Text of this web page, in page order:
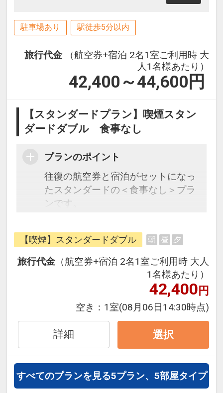
駐車場あり 駅徒歩5分以内
旅行代金
（航空券+宿泊 2名1室ご利用時 大
人1名様あたり）
42,400～44,600 円
【スタンダードプラン】喫煙スタン
ダードダブル 食事なし
プランのポイント
往復の航空券と宿泊がセットになっ
たスタンダードの＜食事なし＞プラ
ンです。
できるダイナミックパッケージだか
ら、一都市滞在はもちろん周遊旅行
にも最適！
旅行期間中の1泊だけの宿泊や延
泊・飛び泊なども自由自在です。
JALマイレージ会員の方にはフライ
トマイルが50%貯まります。
【喫煙】スタンダードダブル 朝 昼 夕
旅行代金 （航空券+宿泊 2名1室ご利用時 大人
1名様あたり）
42,400円
空き： 1室(08月06日14:30時点)
詳細 選択
すべてのプランを見る5プラン、5部屋タイプ